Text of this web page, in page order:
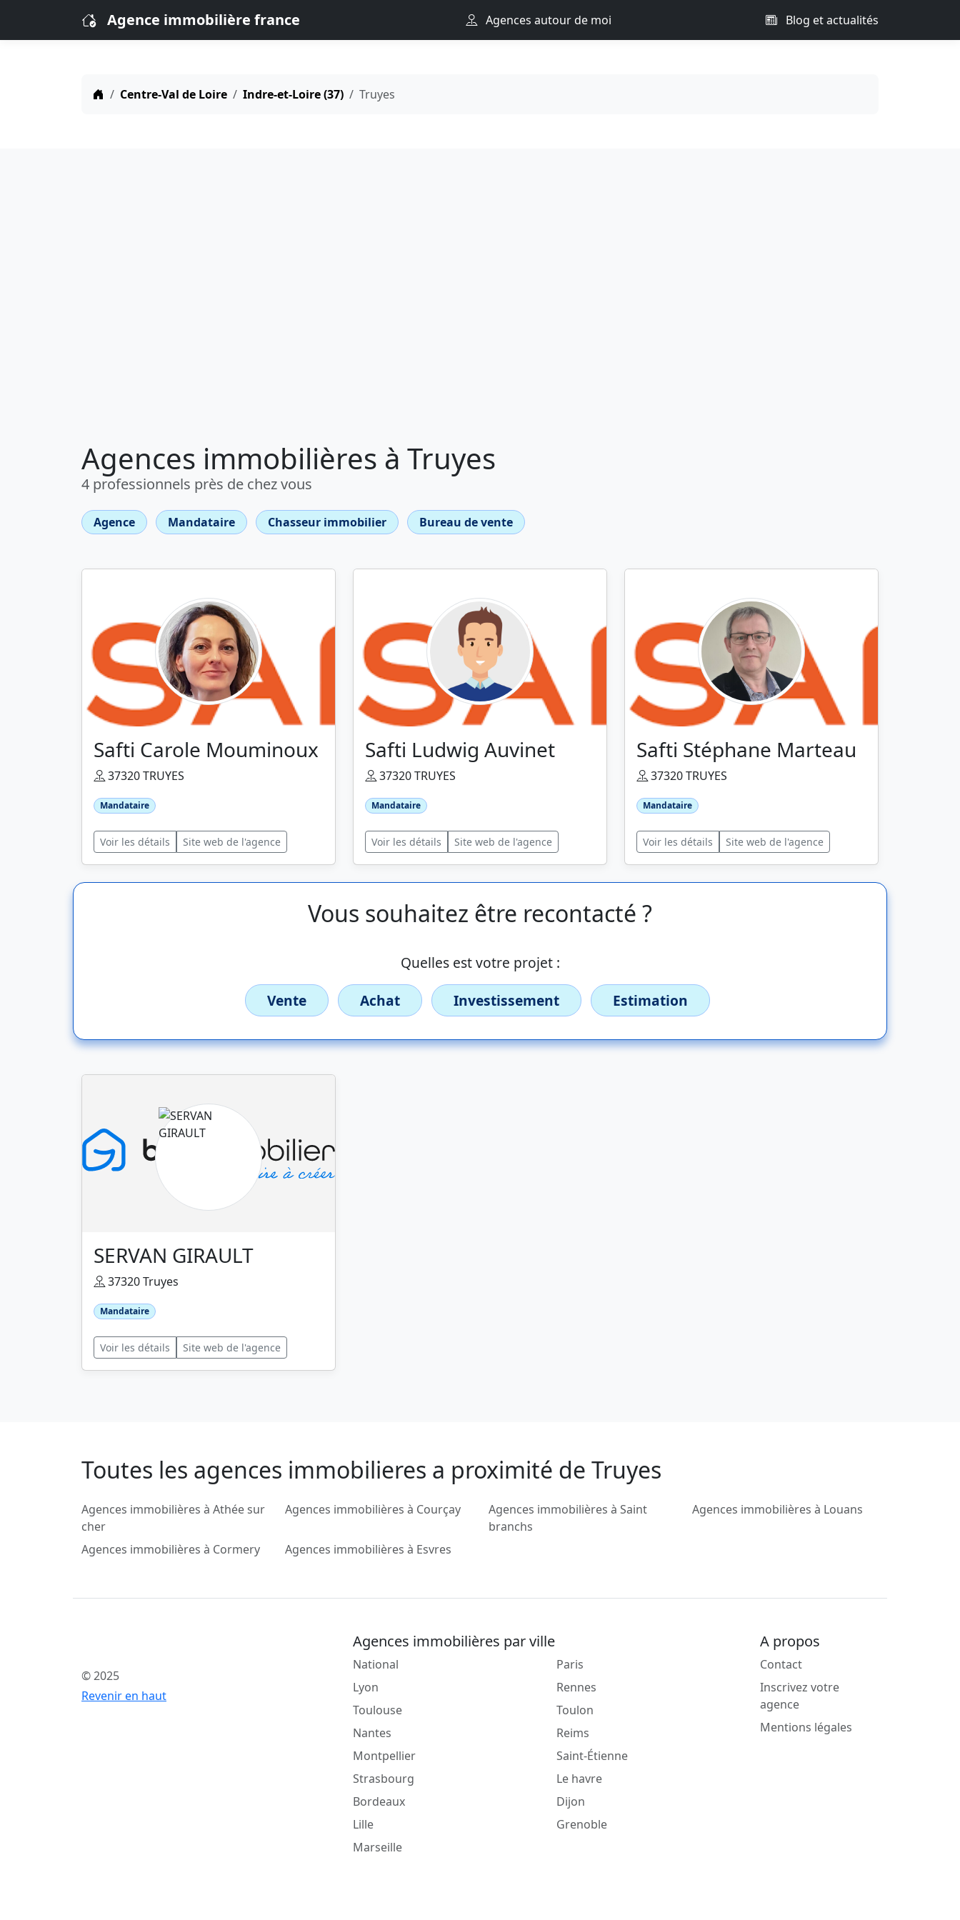
Agence immobilière france Agences autour de moi Blog et actualités
Centre-Val de Loire Indre-et-Loire (37) Truyes
Agences immobilières à Truyes
4 professionnels près de chez vous
Agence Mandataire Chasseur immobilier Bureau de vente
Safti Carole Mouminoux
37320 TRUYES
Mandataire
Voir les détails Site web de l'agence
Safti Ludwig Auvinet
37320 TRUYES
Mandataire
Voir les détails Site web de l'agence
Safti Stéphane Marteau
37320 TRUYES
Mandataire
Voir les détails Site web de l'agence
Vous souhaitez être recontacté ?
Quelles est votre projet :
Vente
Achat Investissement Estimation
SERVAN GIRAULT
37320 Truyes
Mandataire
Voir les détails Site web de l'agence
Toutes les agences immobilieres a proximité de Truyes
Agences immobilières à Athée sur
cher
Agences immobilières à Courçay
Agences immobilières à Saint
branchs
Agences immobilières à Louans
Agences immobilières à Cormery Agences immobilières à Esvres
© 2025
Revenir en haut
Agences immobilières par ville
National
Lyon
Toulouse
Nantes
Montpellier
Strasbourg
Bordeaux
Lille
Marseille
Paris
Rennes
Toulon
Reims
Saint-Étienne
Le havre
Dijon
Grenoble
A propos
Contact
Inscrivez votre
agence
Mentions légales